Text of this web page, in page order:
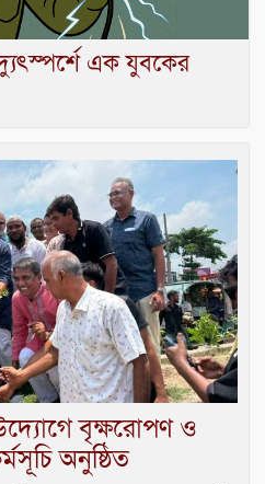
এক যুবকের
বৃক্ষরোপণ ও
অনুষ্ঠিত